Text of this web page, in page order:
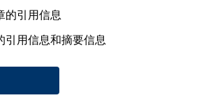
的引用信息
引用信息和摘要信息